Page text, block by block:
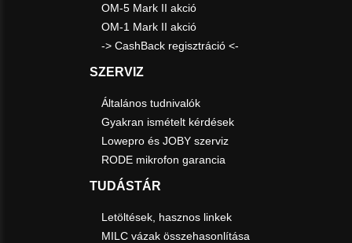
OM-5 Mark II akció
OM-1 Mark II akció
-> CashBack regisztráció <-
SZERVIZ
Általános tudnivalók
Gyakran ismételt kérdések
Lowepro és JOBY szerviz
RODE mikrofon garancia
TUDÁSTÁR
Letöltések, hasznos linkek
MILC vázak összehasonlítása